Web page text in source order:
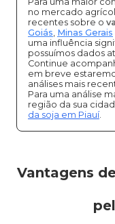
no mercado
recentes sobre o
Goiás, Minas Gerais
uma influência
possuímos dados
Continue
em breve
análises mais
Para uma análise
região da sua
da soja em Piauí.
Vantagens